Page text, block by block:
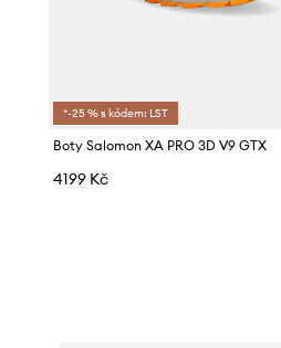
*-25 % s kódem: LST
Boty Salomon XA PRO 3D V9 GTX
4199 Kč